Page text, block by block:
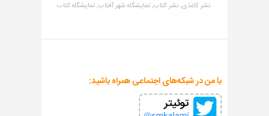
نشر کاغذی,نشر کتاب,نمایشگاه شهر آفتاب,نمایشگاه کتاب
با من در شبکه‌های اجتماعی همراه باشید: